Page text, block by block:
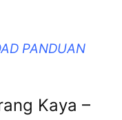
PANDUAN
Kaya –